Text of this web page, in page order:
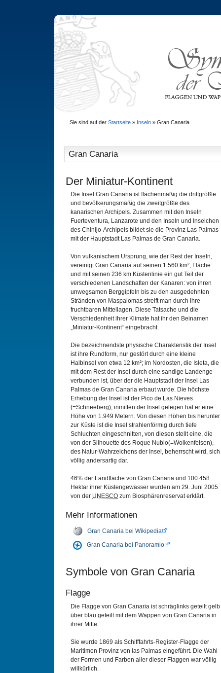
Sie sind auf der Startseite» Inseln» Gran Canaria
Gran Canaria
Der Miniatur-Kontinent
Die Insel Gran Canaria ist flächenmäßig die drittgrößte
und bevölkerungsmäßig die zweitgrößte des
kanarischen Archipels. Zusammen mit den Inseln
Fuerteventura, Lanzarote und den Inseln und Inselchen
des Chinijo-Archipels bildet sie die Provinz Las Palmas
mit der Hauptstadt Las Palmas de Gran Canaria.
Von vulkanischem Ursprung, wie der Rest der Inseln,
vereinigt Gran Canaria auf seinen 1.560 km²; Fläche
und mit seinen 236 km Küstenlinie ein gut Teil der
verschiedenen Landschaften der Kanaren: von ihren
unwegsamen Berggipfeln bis zu den ausgedehnten
Stränden von Maspalomas streift man durch ihre
fruchtbaren Mittellagen. Diese Tatsache und die
Verschiedenheit ihrer Klimate hat ihr den Beinamen
„Miniatur-Kontinent“ eingebracht.
Die bezeichnendste physische Charakteristik der Insel
ist ihre Rundform, nur gestört durch eine kleine
Halbinsel von etwa 12 km²; im Nordosten, die Isleta, die
mit dem Rest der Insel durch eine sandige Landenge
verbunden ist, über der die Hauptstadt der Insel Las
Palmas de Gran Canaria erbaut wurde. Die höchste
Erhebung der Insel ist der Pico de Las Nieves
(=Schneeberg), inmitten der Insel gelegen hat er eine
Höhe von 1.949 Metern. Von diesen Höhen bis herunter
zur Küste ist die Insel strahlenförmig durch tiefe
Schluchten eingeschnitten, von diesen stellt eine, die
von der Silhouette des Roque Nublo(=Wolkenfelsen),
des Natur-Wahrzeichens der Insel, beherrscht wird, sich
völlig andersartig dar.
46% der Landfläche von Gran Canaria und 100.458
Hektar ihrer Küstengewässer wurden am 29. Juni 2005
von der UNESCO zum Biosphärenreservat erklärt.
Mehr Informationen
Gran Canaria bei Wikipedia
Gran Canaria bei Panoramio
Symbole von Gran Canaria
Flagge
Die Flagge von Gran Canaria ist schräglinks geteilt gelb
über blau geteilt mit dem Wappen von Gran Canaria in
ihrer Mitte.
Sie wurde 1869 als Schifffahrts-Register-Flagge der
Maritimen Provinz von las Palmas eingeführt. Die Wahl
der Formen und Farben aller dieser Flaggen war völlig
willkürlich.